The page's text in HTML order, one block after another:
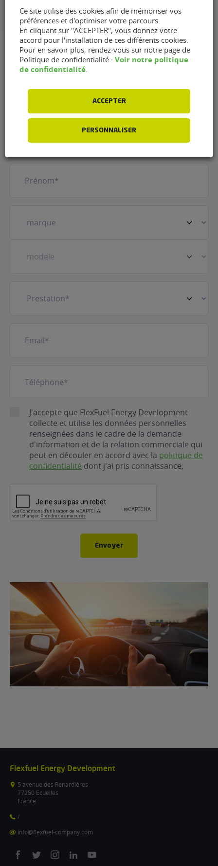
Samedi : 09h00 - 12h30 et 14h00 - 18h00
Dimanche : Fermé"
Contacter le garage Lysauto
- Norauto Chantonnay de
Chantonnay (85110)
véhicule(Nécessaire)
mail(Nécessaire)
RGPDJ'accepte que FlexFuel Energy Development
collecte et utilise les données personnelles
renseignées dans le cadre de la demande
d'information et de la relation commerciale qui
peut en découler en accord avec la politique de
confidentialité dont j'ai pris connaissance.
Envoyer
Flexfuel Energy Development
5 avenue des Renardières
77250 Ecuelles
France
/
info@flexfuel-company.com
On
On
On
On
On
Ce site utilise des cookies afin de mémoriser vos
préférences et d'optimiser votre parcours.
En cliquant sur "ACCEPTER", vous donnez votre
accord pour l'installation de ces différents cookies.
Pour en savoir plus, rendez-vous sur notre page de
Politique de confidentialité : Voir notre politique
de confidentialité.
ACCEPTER
PERSONNALISER